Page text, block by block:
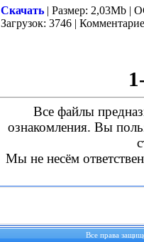
Скачать | Размер: 2,03Mb |
Загрузок: 3746 |
Все файлы
ознакомления. Вы
Мы не несём
Все права